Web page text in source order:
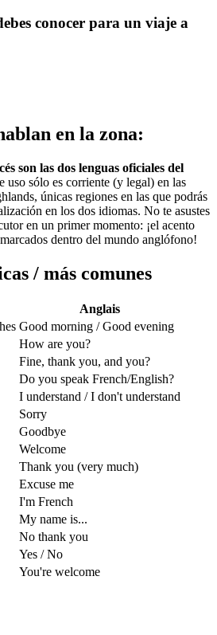
conocer para un viaje a
en la zona:
son las dos lenguas oficiales del
uso sólo es corriente (y legal) en las
únicas regiones en las que podrás
en los dos idiomas. No te asustes
en un primer momento: ¡el acento
dentro del mundo anglófono!
/ más comunes
Anglais
Good morning / Good evening
How are you?
Fine, thank you, and you?
Do you speak French/English?
I understand / I don't understand
Sorry
Goodbye
Welcome
Thank you (very much)
Excuse me
I'm French
My name is...
No thank you
Yes / No
You're welcome